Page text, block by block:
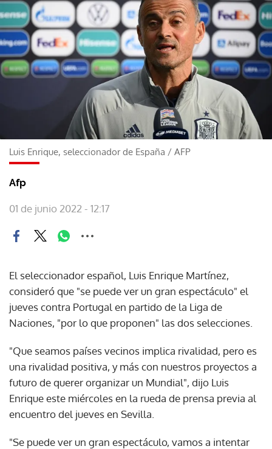
Luis Enrique, seleccionador de España / AFP
Afp
01 de junio 2022 - 12:17
El seleccionador español, Luis Enrique Martínez,
consideró que "se puede ver un gran espectáculo" el
jueves contra Portugal en partido de la Liga de
Naciones, "por lo que proponen" las dos selecciones.
"Que seamos países vecinos implica rivalidad, pero es
una rivalidad positiva, y más con nuestros proyectos a
futuro de querer organizar un Mundial", dijo Luis
Enrique este miércoles en la rueda de prensa previa al
encuentro del jueves en Sevilla.
"Se puede ver un gran espectáculo, vamos a intentar